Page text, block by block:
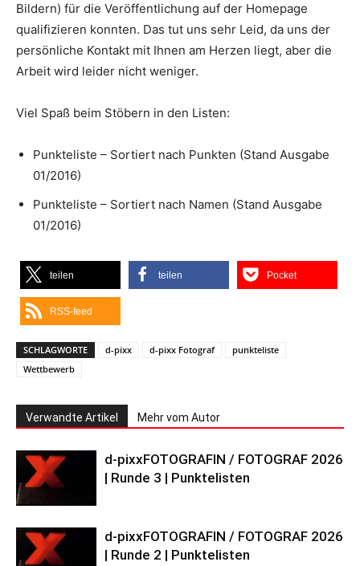
Bildern) für die Veröffentlichung auf der Homepage
qualifizieren konnten. Das tut uns sehr Leid, da uns der
persönliche Kontakt mit Ihnen am Herzen liegt, aber die
Arbeit wird leider nicht weniger.
Viel Spaß beim Stöbern in den Listen:
Punkteliste – Sortiert nach Punkten (Stand Ausgabe
01/2016)
Punkteliste – Sortiert nach Namen (Stand Ausgabe
01/2016)
teilen teilen Pocket
RSS-feed
SCHLAGWORTE d-pixx d-pixx Fotograf
punkteliste
Wettbewerb
Verwandte Artikel Mehr vom Autor
d-pixxFOTOGRAFIN / FOTOGRAF 2026
| Runde 3 | Punktelisten
d-pixxFOTOGRAFIN / FOTOGRAF 2026
| Runde 2 | Punktelisten